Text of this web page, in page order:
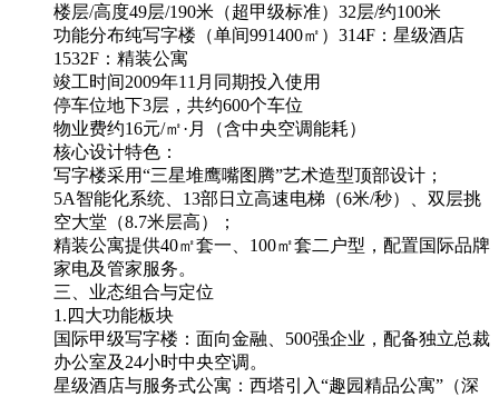
楼层/高度49层/190米（超甲级标准）32层/约100米
功能分布纯写字楼（单间991400㎡）314F：星级酒店
1532F：精装公寓
竣工时间2009年11月同期投入使用
停车位地下3层，共约600个车位
物业费约16元/㎡·月（含中央空调能耗）
核心设计特色：
写字楼采用“三星堆鹰嘴图腾”艺术造型顶部设计；
5A智能化系统、13部日立高速电梯（6米/秒）、双层挑
空大堂（8.7米层高）；
精装公寓提供40㎡套一、100㎡套二户型，配置国际品牌
家电及管家服务。
三、业态组合与定位
1.四大功能板块
国际甲级写字楼：面向金融、500强企业，配备独立总裁
办公室及24小时中央空调。
星级酒店与服务式公寓：西塔引入“趣园精品公寓”（深